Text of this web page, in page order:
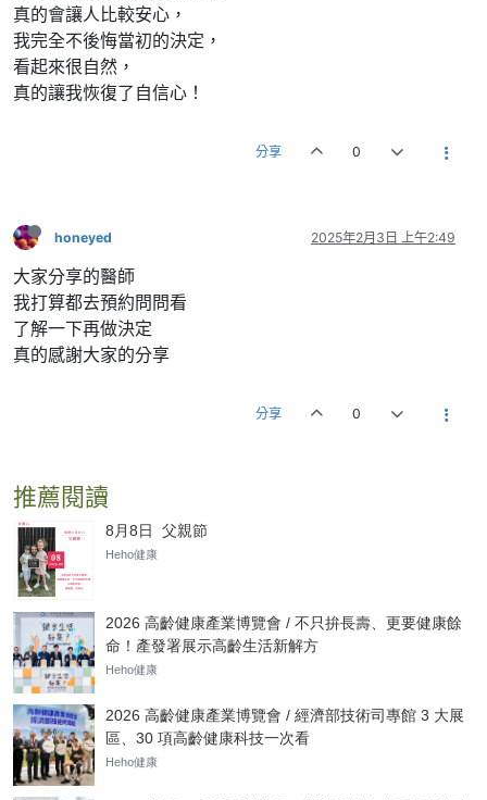
真的會讓人比較安心，
我完全不後悔當初的決定，
看起來很自然，
真的讓我恢復了自信心！
分享 0
honeyed 2025年2月3日 上午2:49
大家分享的醫師
我打算都去預約問問看
了解一下再做決定
真的感謝大家的分享
分享 0
推薦閱讀